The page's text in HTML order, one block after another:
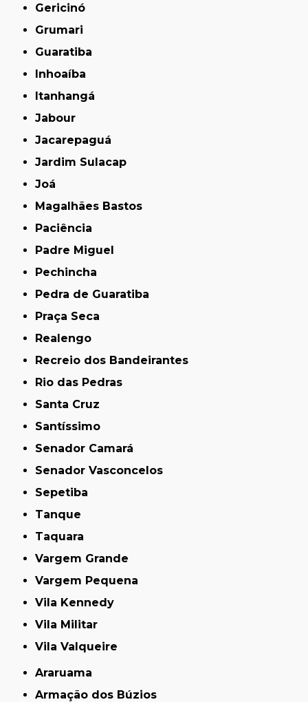
Gericinó
Grumari
Guaratiba
Inhoaíba
Itanhangá
Jabour
Jacarepaguá
Jardim Sulacap
Joá
Magalhães Bastos
Paciência
Padre Miguel
Pechincha
Pedra de Guaratiba
Praça Seca
Realengo
Recreio dos Bandeirantes
Rio das Pedras
Santa Cruz
Santíssimo
Senador Camará
Senador Vasconcelos
Sepetiba
Tanque
Taquara
Vargem Grande
Vargem Pequena
Vila Kennedy
Vila Militar
Vila Valqueire
Araruama
Armação dos Búzios